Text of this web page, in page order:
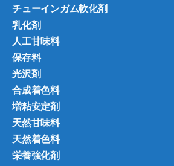
チューインガム軟化剤
乳化剤
人工甘味料
保存料
光沢剤
合成着色料
増粘安定剤
天然甘味料
天然着色料
栄養強化剤